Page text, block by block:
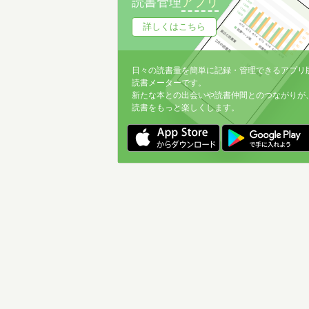
詳しくはこちら
日々の読書量を簡単に記録・管理できるアプリ
読書メーターです。
新たな本との出会いや読書仲間とのつながりが
読書をもっと楽しくします。